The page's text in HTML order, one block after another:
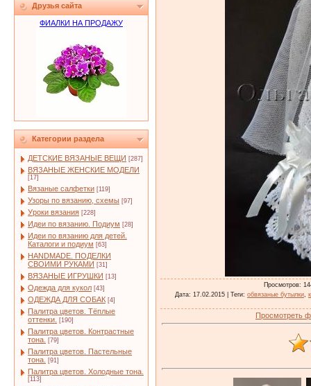
Друзья сайта
ФИАЛКИ НА ПРОДАЖУ
Категории раздела
ДЕТСКИЕ ВЯЗАНЫЕ ВЕЩИ [287]
ВЯЗАНЫЕ ЖЕНСКИЕ МОДЕЛИ
[17]
Вязаные салфетки [119]
Узоры по вязанию, схемы [97]
Уроки вязания [228]
Идеи по вязанию. Подиум [28]
Идеи по вязанию для детей.
Каталоги и подиум [63]
HANDMADE. ПОДЕЛКИ
СВОИМИ РУКАМИ [31]
ВЯЗАНЫЕ ИГРУШКИ [13]
Одежда для кукол [43]
ОДЕЖДА ДЛЯ СОБАК [4]
Палитра цветов. Тёплые
оттенки.
[190]
Палитра цветов. Контрастные
тона.
[79]
Палитра цветов. Пастельные
тона.
[91]
Палитра цветов. Холодные тона.
[113]
Просмотров:
Дата: 17.02.2015 | Теги: обвязаные бутылки
Просмотреть